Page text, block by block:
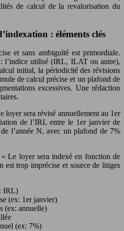
de calcul de la revalorisation du
: éléments clés
et sans ambiguïté est primordiale.
l’indice utilisé (IRL, ILAT ou autre),
initial, la périodicité des révisions
de calcul précise et un plafond de
excessives. Une rédaction
loyer sera révisé annuellement au 1er
de l’IRL entre le 1er janvier de
l’année N, avec un plafond de 7%
Le loyer sera indexé en fonction de
est trop imprécise et source de litiges
IRL)
(ex: 1er janvier)
(ex: annuelle)
(ex: 7%)